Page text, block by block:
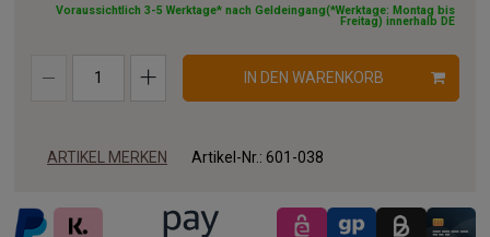
Voraussichtlich 3-5 Werktage* nach Geldeingang(*Werktage: Montag bis
Freitag) innerhalb DE
IN DEN WARENKORB
ARTIKEL MERKEN Artikel-Nr.: 601-038